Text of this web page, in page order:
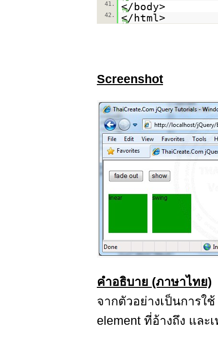
41.
</body>
42. </html>
Screenshot
คำอธิบาย (ภาษาไทย)
จากตัวอย่างเป็นการใช้
element ที่อ้างถึง แล